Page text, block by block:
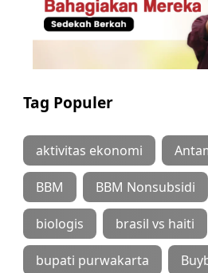
Tag Populer
aktivitas ekonomi
BBM BBM Nonsubsidi
biologis brasil vs haiti
bupati purwakarta